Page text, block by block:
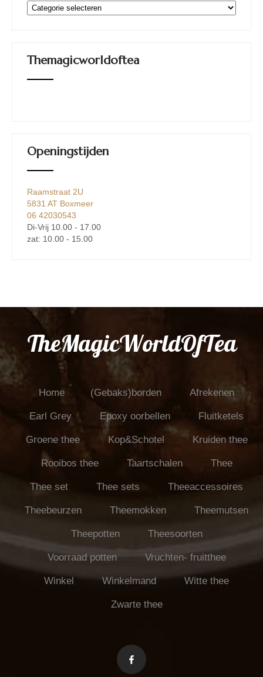
Categorieën
Themagicworldoftea
Openingstijden
Raamstraat 2U
5831 AT Boxmeer
06 42030543
Di-Vrij 10.00 - 17.00
zat: 10.00 - 15.00
TheMagicWorldOfTea
Home (Gebaks)borden Afrekenen
Earl Grey Epoxy oorbellen Fluitketels
Groene thee Kop&Schotel Kruiden thee
Rooibos thee Taartschalen Thee
Thee set Thee sets Theeaccessoires
Theebeurzen Theemokken Theemutsen
Theepotten Theesoorten
Voorraad potten Vruchten- fruitthee
Winkel Winkelmand Witte thee
Zwarte thee